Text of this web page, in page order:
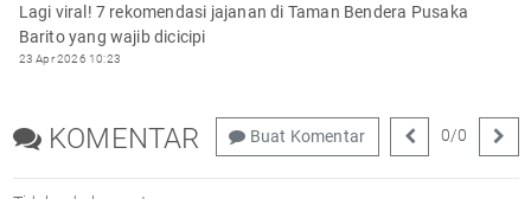
Lagi viral! 7 rekomendasi jajanan di Taman Bendera Pusaka
Barito yang wajib dicicipi
23 Apr 2026 10:23
KOMENTAR Buat Komentar 0/0